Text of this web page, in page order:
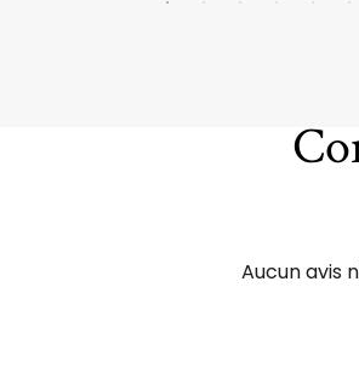
Aucun avis